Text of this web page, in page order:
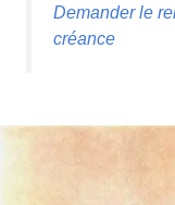
Demander le
créance